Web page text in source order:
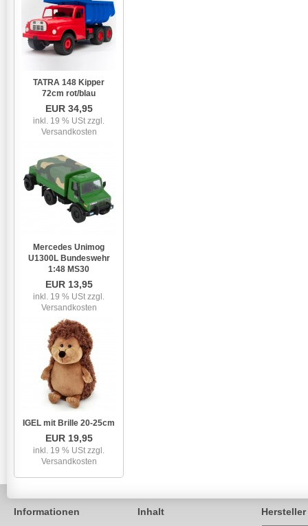
TATRA 148 Kipper
72cm rot/blau
EUR 34,95
inkl. 19 % USt zzgl.
Versandkosten
Mercedes Unimog
U1300L Bundeswehr
1:48 MS30
EUR 13,95
inkl. 19 % USt zzgl.
Versandkosten
IGEL mit Brille 20-25cm
EUR 19,95
inkl. 19 % USt zzgl.
Versandkosten
Informationen Inhalt Hersteller